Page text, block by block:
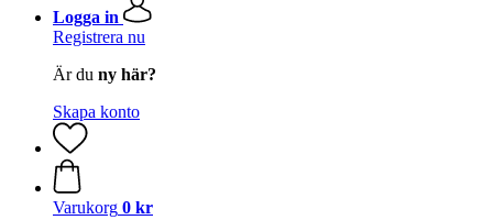
Logga in
Registrera nu
Är du ny här?
Skapa konto
Varukorg 0 kr